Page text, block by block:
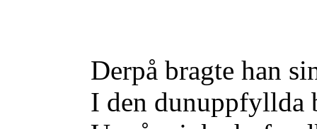
Derpå bragte han
I den dunuppfyllda